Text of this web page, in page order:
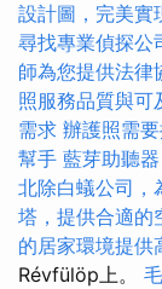
設計圖，完美實
尋找專業偵探公
師為您提供法律
照服務品質與可
需求 辦護照需
幫手 藍芽助聽
北除白蟻公司，
塔，提供合適的
的居家環境提供
Révfülöp上。